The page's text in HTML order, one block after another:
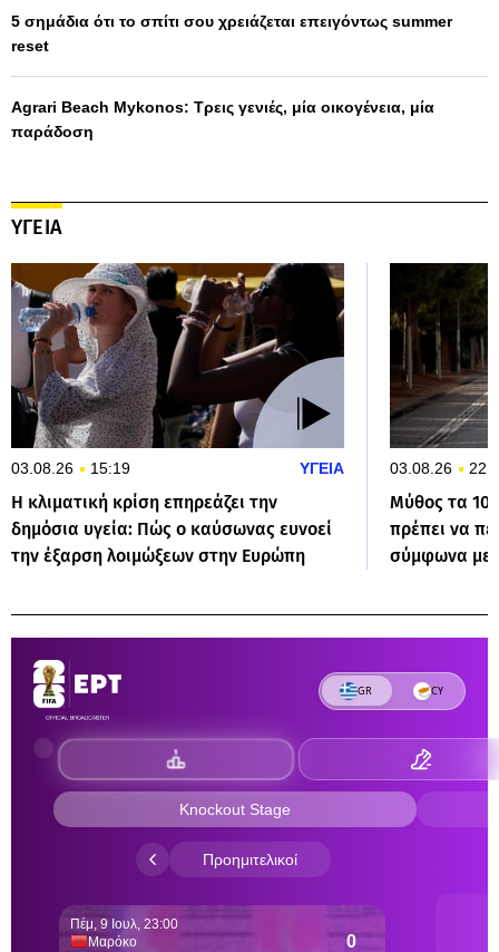
5 σημάδια ότι το σπίτι σου χρειάζεται επειγόντως summer
reset
Agrari Beach Mykonos: Τρεις γενιές, μία οικογένεια, μία
παράδοση
ΥΓΕΙΑ
03.08.26 15:19 ΥΓΕΙΑ
Η κλιματική κρίση επηρεάζει την
δημόσια υγεία: Πώς ο καύσωνας ευνοεί
την έξαρση λοιμώξεων στην Ευρώπη
03.08.26
Μύθος τα
πρέπει να
σύμφωνα με